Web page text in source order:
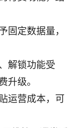
固定数据量，
解锁功能受
升级。
运营成本，可